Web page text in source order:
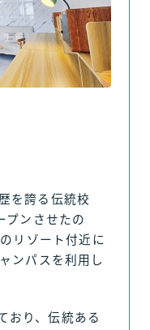
を誇る伝統校
プンさせたの
リゾート付近に
ンパスを利用し
おり、伝統ある